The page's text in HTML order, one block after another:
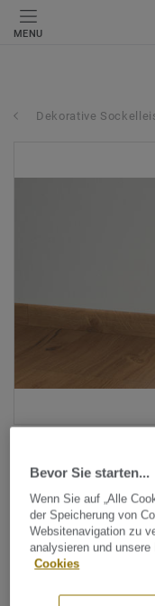
MENU
Dekorative
Bevor Sie starten...
Wenn Sie auf „Alle
der Speicherung von
Websitenavigation zu
analysieren und
Cookies